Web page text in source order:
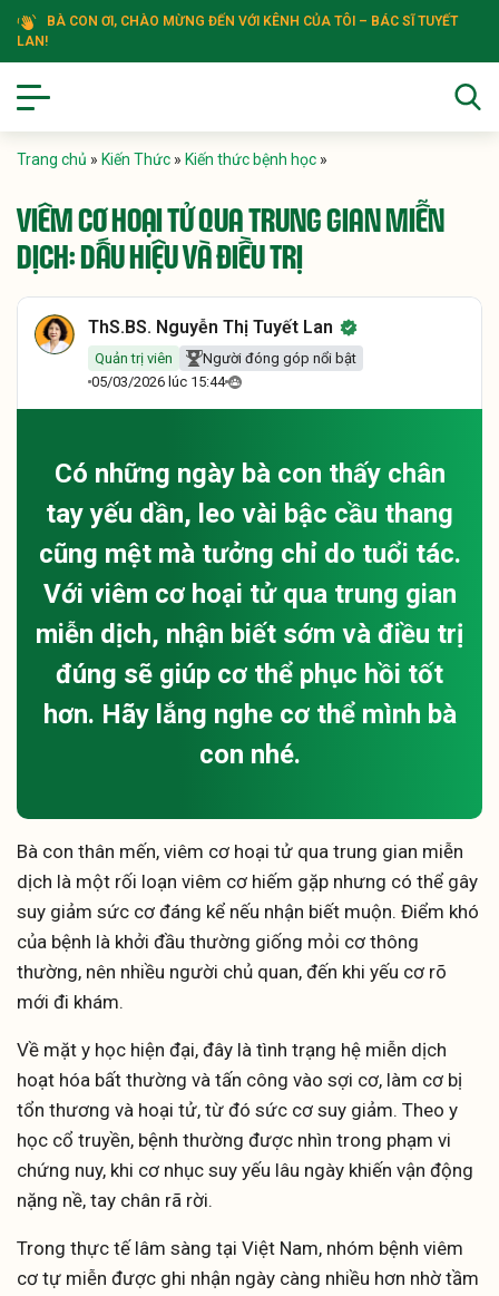
BÀ CON ƠI, CHÀO MỪNG ĐẾN VỚI KÊNH CỦA TÔI – BÁC SĨ TUYẾT
LAN!
Trang chủ » Kiến Thức » Kiến thức bệnh học »
VIÊM CƠ HOẠI TỬ QUA TRUNG GIAN MIỄN
DỊCH: DẤU HIỆU VÀ ĐIỀU TRỊ
ThS.BS. Nguyễn Thị Tuyết Lan
Quản trị viên
Người đóng góp nổi bật
05/03/2026 lúc 15:44
Có những ngày bà con thấy chân
tay yếu dần, leo vài bậc cầu thang
cũng mệt mà tưởng chỉ do tuổi tác.
Với viêm cơ hoại tử qua trung gian
miễn dịch, nhận biết sớm và điều trị
đúng sẽ giúp cơ thể phục hồi tốt
hơn. Hãy lắng nghe cơ thể mình bà
con nhé.
Bà con thân mến, viêm cơ hoại tử qua trung gian miễn
dịch là một rối loạn viêm cơ hiếm gặp nhưng có thể gây
suy giảm sức cơ đáng kể nếu nhận biết muộn. Điểm khó
của bệnh là khởi đầu thường giống mỏi cơ thông
thường, nên nhiều người chủ quan, đến khi yếu cơ rõ
mới đi khám.
Về mặt y học hiện đại, đây là tình trạng hệ miễn dịch
hoạt hóa bất thường và tấn công vào sợi cơ, làm cơ bị
tổn thương và hoại tử, từ đó sức cơ suy giảm. Theo y
học cổ truyền, bệnh thường được nhìn trong phạm vi
chứng nuy, khi cơ nhục suy yếu lâu ngày khiến vận động
nặng nề, tay chân rã rời.
Trong thực tế lâm sàng tại Việt Nam, nhóm bệnh viêm
cơ tự miễn được ghi nhận ngày càng nhiều hơn nhờ tầm